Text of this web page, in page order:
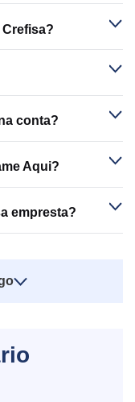
conta?
Aqui?
empresta?